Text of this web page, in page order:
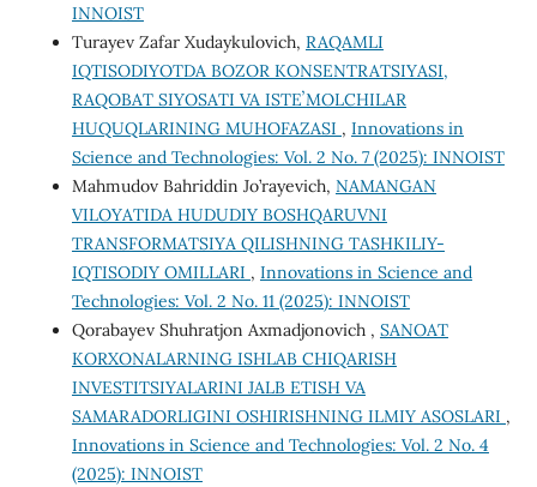
INNOIST
Turayev Zafar Xudaykulovich, RAQAMLI
IQTISODIYOTDA BOZOR KONSENTRATSIYASI,
RAQOBAT SIYOSATI VA ISTEʼMOLCHILAR
HUQUQLARINING MUHOFAZASI , Innovations in
Science and Technologies: Vol. 2 No. 7 (2025): INNOIST
Mahmudov Bahriddin Jo’rayevich, NAMANGAN
VILOYATIDA HUDUDIY BOSHQARUVNI
TRANSFORMATSIYA QILISHNING TASHKILIY-
IQTISODIY OMILLARI , Innovations in Science and
Technologies: Vol. 2 No. 11 (2025): INNOIST
Qorabayev Shuhratjon Axmadjonovich , SANOAT
KORXONALARNING ISHLAB CHIQARISH
INVESTITSIYALARINI JALB ETISH VA
SAMARADORLIGINI OSHIRISHNING ILMIY ASOSLARI ,
Innovations in Science and Technologies: Vol. 2 No. 4
(2025): INNOIST